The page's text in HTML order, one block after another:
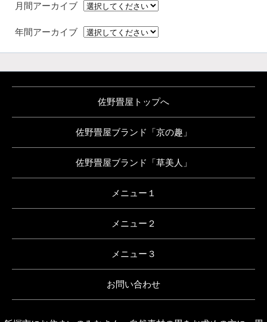
月間アーカイブ
年間アーカイブ
佐野畳屋トップへ
佐野畳屋ブランド「京の趣」
佐野畳屋ブランド「草美人」
メニュー１
メニュー２
メニュー３
お問い合わせ